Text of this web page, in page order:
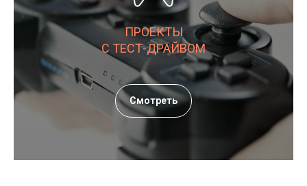
ПРОЕКТЫ
С ТЕСТ-ДРАЙВОМ
Смотреть